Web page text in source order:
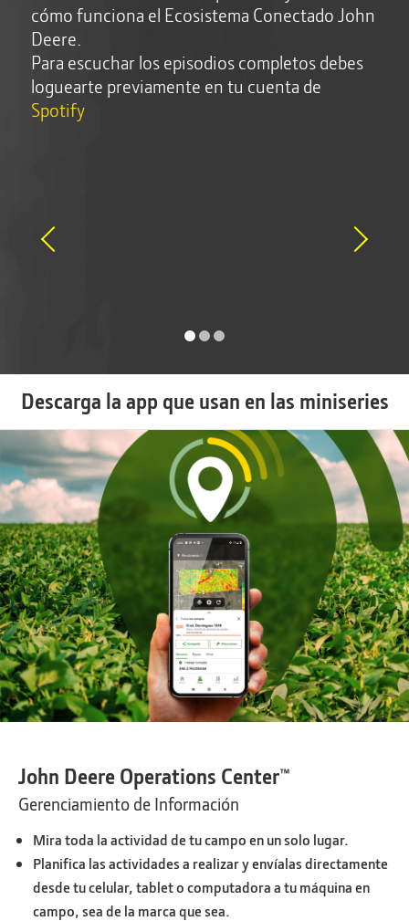
cómo funciona el Ecosistema Conectado John
Deere.
Para escuchar los episodios completos debes
loguearte previamente en tu cuenta de
Spotify
1 2 3
Descarga la app que usan en las miniseries
John Deere Operations Center™
Gerenciamiento de Información
Mira toda la actividad de tu campo en un solo lugar.
Planifica las actividades a realizar y envíalas directamente
desde tu celular, tablet o computadora a tu máquina en
campo, sea de la marca que sea.